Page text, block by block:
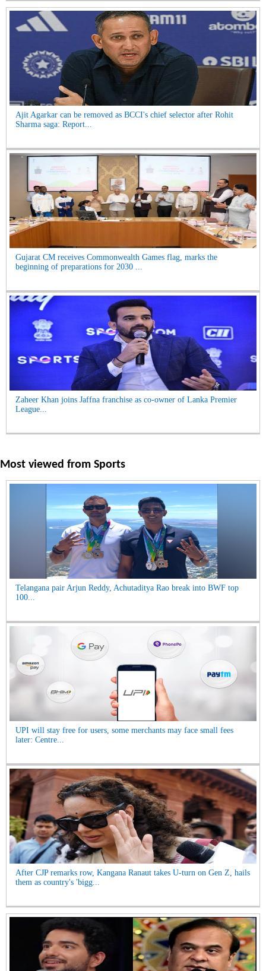
Ajit Agarkar can be removed as BCCI's chief selector after Rohit
Sharma saga: Report...
Gujarat CM receives Commonwealth Games flag, marks the
beginning of preparations for 2030 ...
Zaheer Khan joins Jaffna franchise as co-owner of Lanka Premier
League...
Most viewed from Sports
Telangana pair Arjun Reddy, Achutaditya Rao break into BWF top
100...
UPI will stay free for users, some merchants may face small fees
later: Centre...
After CJP remarks row, Kangana Ranaut takes U-turn on Gen Z, hails
them as country's 'bigg...